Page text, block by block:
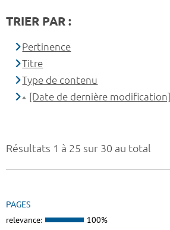
Résultats 1 à 25 sur 30 au total
PAGES
relevance: 100%
TRIER PAR :
Pertinence
Titre
Type de contenu
[Date de dernière modification]